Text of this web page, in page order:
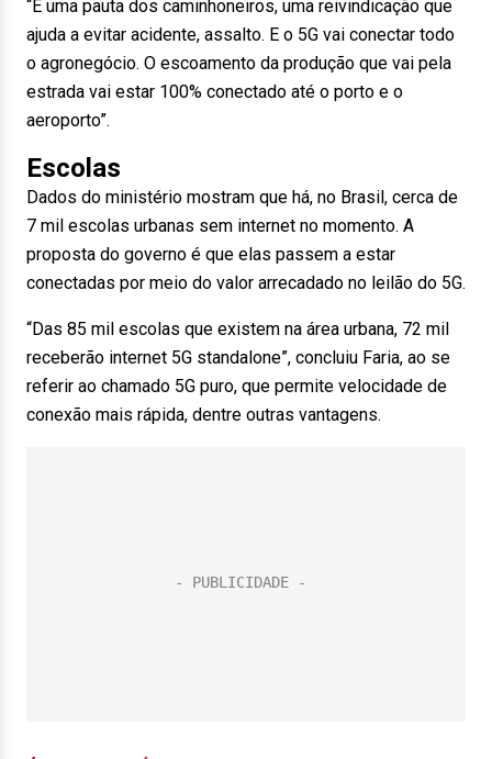
“É uma pauta dos caminhoneiros, uma reivindicação que
ajuda a evitar acidente, assalto. E o 5G vai conectar todo
o agronegócio. O escoamento da produção que vai pela
estrada vai estar 100% conectado até o porto e o
aeroporto”.
Escolas
Dados do ministério mostram que há, no Brasil, cerca de
7 mil escolas urbanas sem internet no momento. A
proposta do governo é que elas passem a estar
conectadas por meio do valor arrecadado no leilão do 5G.
“Das 85 mil escolas que existem na área urbana, 72 mil
receberão internet 5G standalone”, concluiu Faria, ao se
referir ao chamado 5G puro, que permite velocidade de
conexão mais rápida, dentre outras vantagens.